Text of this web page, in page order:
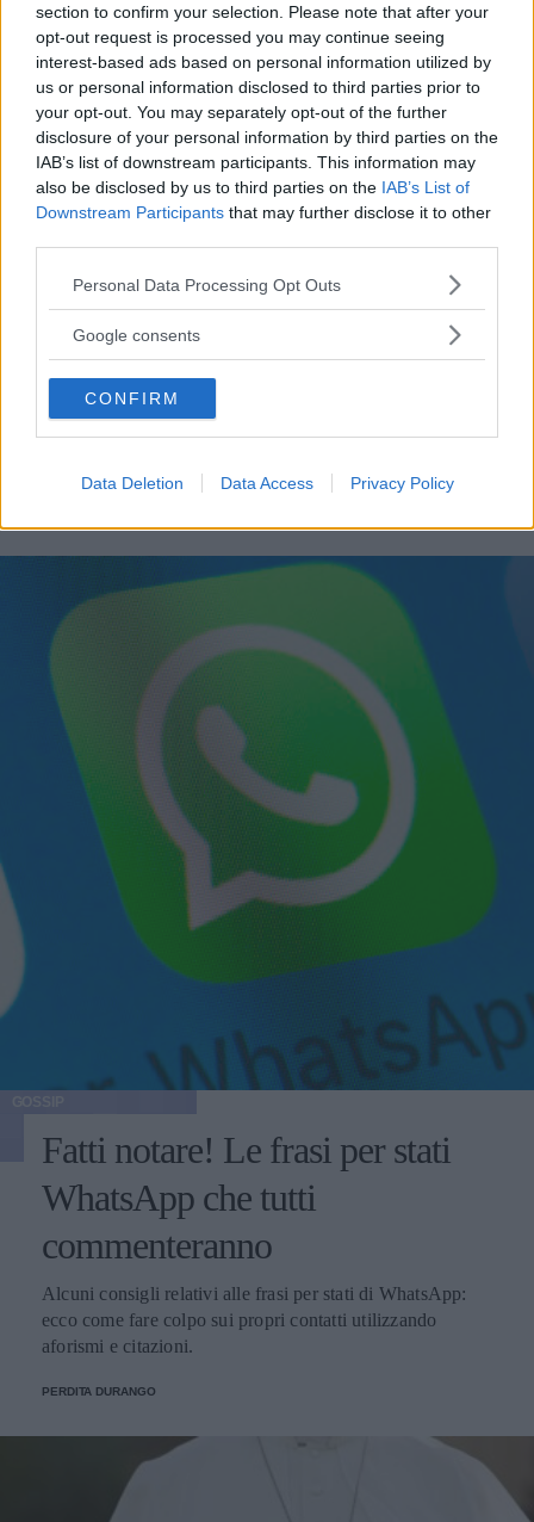
section to confirm your selection. Please note that after your
opt-out request is processed you may continue seeing
interest-based ads based on personal information utilized by
us or personal information disclosed to third parties prior to
your opt-out. You may separately opt-out of the further
disclosure of your personal information by third parties on the
IAB’s list of downstream participants. This information may
also be disclosed by us to third parties on the IAB’s List of
Downstream Participants that may further disclose it to other
Please note that this website/app uses one or more Google
not limited to your visit or usage behaviour. You may click to
use your data for below specified purposes in below Google
consent section.
Personal Data Processing Opt Outs
Google consents
CONFIRM
Data Deletion Data Access Privacy Policy
GOSSIP
Le 10 più belle frasi dei The
Oasis, che ora possiamo tornare
a sentire live
Mentre The Oasis si esibiscono in tutto il mondo, tornando
sui palchi con la loro musica, abbiamo scelto le 10 più
Fatti notare! Le frasi per stati
WhatsApp che tutti
commenteranno
Alcuni consigli relativi alle frasi per stati di WhatsApp:
ecco come fare colpo sui propri contatti utilizzando
aforismi e citazioni.
PERDITA DURANGO